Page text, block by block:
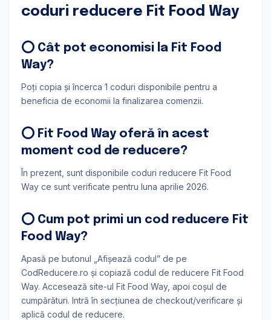
coduri reducere Fit Food Way
⭕ Cât pot economisi la Fit Food
Way?
Poți copia și încerca 1 coduri disponibile pentru a
beneficia de economii la finalizarea comenzii.
⭕ Fit Food Way oferă în acest
moment cod de reducere?
În prezent, sunt disponibile coduri reducere Fit Food
Way ce sunt verificate pentru luna aprilie 2026.
⭕ Cum pot primi un cod reducere Fit
Food Way?
Apasă pe butonul „Afișează codul” de pe
CodReducere.ro și copiază codul de reducere Fit Food
Way. Accesează site-ul Fit Food Way, apoi coșul de
cumpărături. Intră în secțiunea de checkout/verificare și
aplică codul de reducere.